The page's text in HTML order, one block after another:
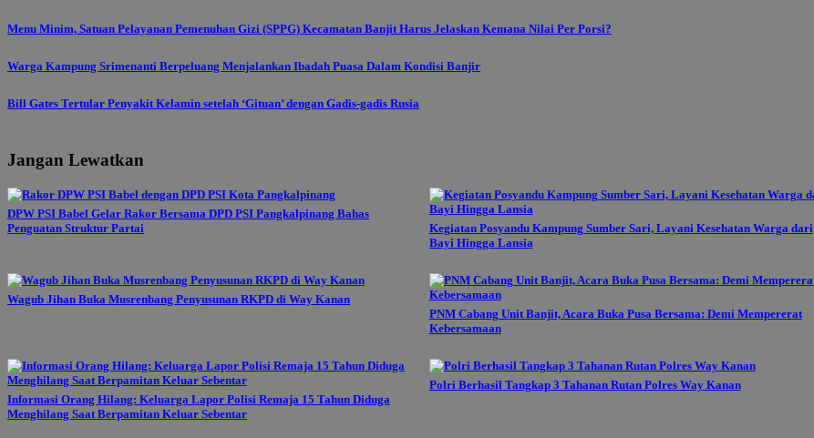
Menu Minim, Satuan Pelayanan Pemenuhan Gizi (SPPG) Kecamatan Banjit Harus Jelaskan Kemana Nilai Per Porsi?
Warga Kampung Srimenanti Berpeluang Menjalankan Ibadah Puasa Dalam Kondisi Banjir
Bill Gates Tertular Penyakit Kelamin setelah ‘Gituan’ dengan Gadis-gadis Rusia
Jangan Lewatkan
DPW PSI Babel Gelar Rakor Bersama DPD PSI Pangkalpinang Bahas
Penguatan Struktur Partai
Kegiatan Posyandu Kampung Sumber Sari, Layani Kesehatan Warga dari
Bayi Hingga Lansia
Wagub Jihan Buka Musrenbang Penyusunan RKPD di Way Kanan
PNM Cabang Unit Banjit, Acara Buka Pusa Bersama: Demi Mempererat
Kebersamaan
Informasi Orang Hilang: Keluarga Lapor Polisi Remaja 15 Tahun Diduga
Menghilang Saat Berpamitan Keluar Sebentar
Polri Berhasil Tangkap 3 Tahanan Rutan Polres Way Kanan